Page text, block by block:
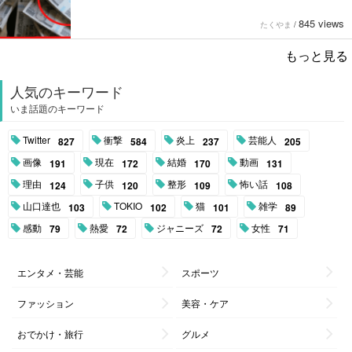
たくやま / 845 views
もっと見る
人気のキーワード
いま話題のキーワード
Twitter 827 衝撃 584 炎上 237 芸能人 205
画像 191 現在 172 結婚 170 動画 131
理由 124 子供 120 整形 109 怖い話 108
山口達也 103 TOKIO 102 猫 101 雑学 89
感動 79 熱愛 72 ジャニーズ 72 女性 71
エンタメ・芸能 スポーツ
ファッション 美容・ケア
おでかけ・旅行 グルメ